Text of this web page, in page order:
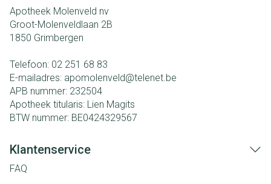
Apotheek Molenveld nv
Groot-Molenveldlaan 2B
1850 Grimbergen
Telefoon: 02 251 68 83
E-mailadres: apomolenveld@telenet.be
APB nummer: 232504
Apotheek titularis: Lien Magits
BTW nummer: BE0424329567
Klantenservice
FAQ